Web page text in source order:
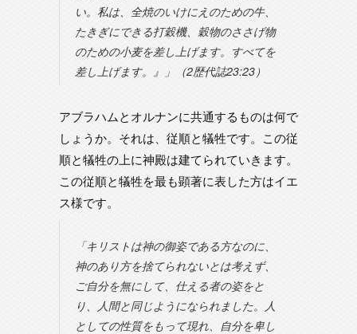
い。私は、全焼のいけにえのための牛、
たきぎにできる打穀機、穀物のささげ物
のための小麦を差し上げます。すべてを
差し上げます。』」（2歴代誌23:23）
アブラハムとオルナンに共通するものは何で
しょうか。それは、従順と犠牲です。この従
順と犠牲の上に神殿は建てられていきます。
この従順と犠牲を最も顕著に表した方はイエ
ス様です。
「キリストは神の御姿である方なのに、
神のあり方を捨てられないとは考えず、
ご自分を無にして、仕える者の姿をと
り、人間と同じようになられました。人
としての性質をもって現れ、自分を卑し